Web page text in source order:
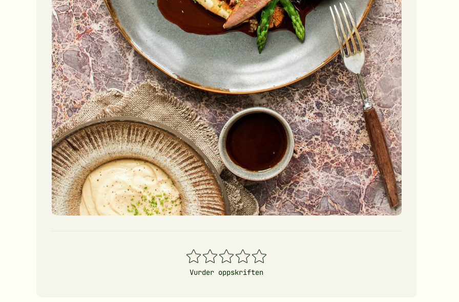
1
stjerner
2
stjerner
3
stjerner
4
stjerner
5
stjerner
Vurder oppskriften